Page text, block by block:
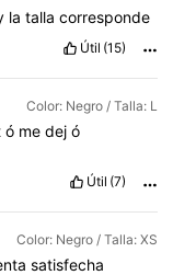
la talla corresponde
Útil (15)
Color: Negro / Talla: L
ó me dej ó
Útil (7)
Color: Negro / Talla: XS
satisfecha